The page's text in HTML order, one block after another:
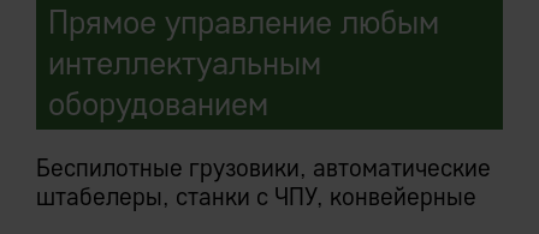
Прямое управление любым
интеллектуальным
оборудованием
Беспилотные грузовики, автоматические
штабелеры, станки с ЧПУ, конвейерные